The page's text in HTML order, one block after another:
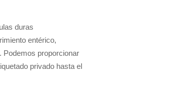
duras
entérico,
proporcionar
privado hasta el